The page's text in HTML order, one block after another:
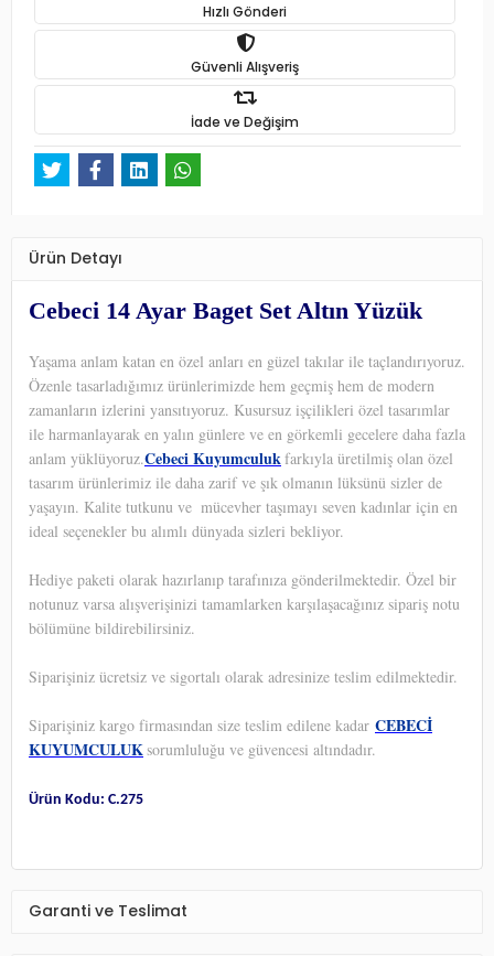
Hızlı Gönderi
Güvenli Alışveriş
İade ve Değişim
Ürün Detayı
Cebeci 14 Ayar Baget Set Altın Yüzük
Yaşama anlam katan en özel anları en güzel takılar ile taçlandırıyoruz.
Özenle tasarladığımız ürünlerimizde hem geçmiş hem de modern
zamanların izlerini yansıtıyoruz. Kusursuz işçilikleri özel tasarımlar
ile harmanlayarak en yalın günlere ve en görkemli gecelere daha fazla
anlam yüklüyoruz.Cebeci Kuyumculukfarkıyla üretilmiş olan özel
tasarım ürünlerimiz ile daha zarif ve şık olmanın lüksünü sizler de
yaşayın. Kalite tutkunu ve mücevher taşımayı seven kadınlar için en
ideal seçenekler bu alımlı dünyada sizleri bekliyor.
Hediye paketi olarak hazırlanıp tarafınıza gönderilmektedir. Özel bir
notunuz varsa alışverişinizi tamamlarken karşılaşacağınız sipariş notu
bölümüne bildirebilirsiniz.
Siparişiniz ücretsiz ve sigortalı olarak adresinize teslim edilmektedir.
Siparişiniz kargo firmasından size teslim edilene kadar CEBECİ
KUYUMCULUKsorumluluğu ve güvencesi altındadır.
Ürün Kodu: C.275
Garanti ve Teslimat